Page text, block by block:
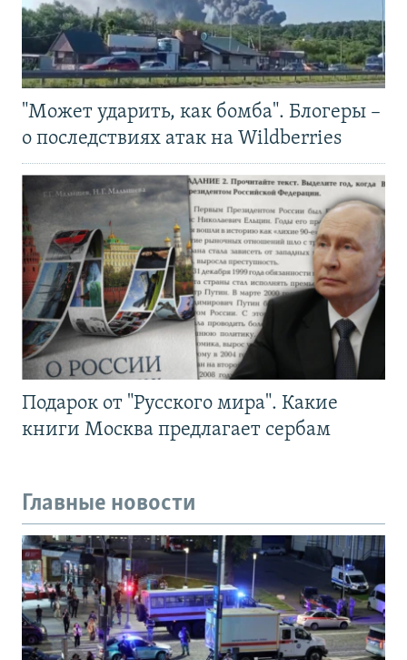
"Может ударить, как бомба". Блогеры –
о последствиях атак на Wildberries
Подарок от "Русского мира". Какие
книги Москва предлагает сербам
Главные новости